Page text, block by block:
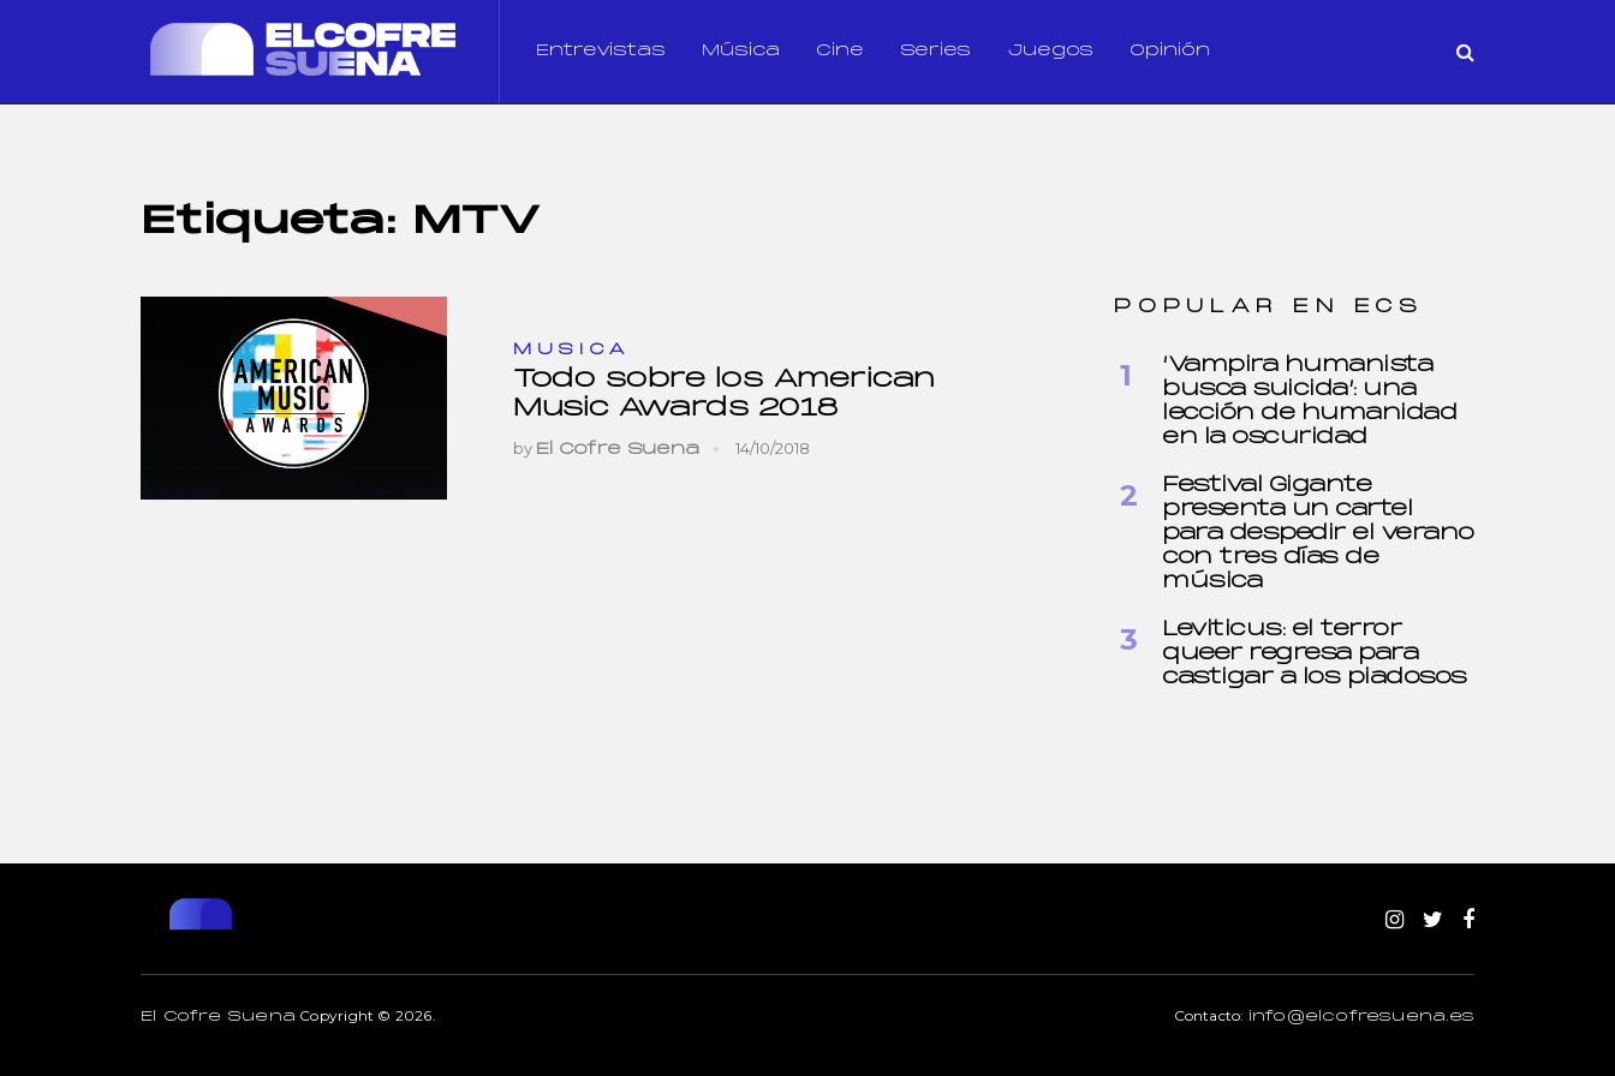
Entrevistas Música Cine Series Juegos Opinión
Etiqueta: MTV
MUSICA
Todo sobre los American
Music Awards 2018
by El Cofre Suena 14/10/2018
POPULAR EN ECS
‘Vampira humanista
busca suicida’: una
lección de humanidad
en la oscuridad
Festival Gigante
presenta un cartel
para despedir el verano
con tres días de
música
Leviticus: el terror
queer regresa para
castigar a los piadosos
El Cofre Suena Copyright © 2026. Contacto: info@elcofresuena.es